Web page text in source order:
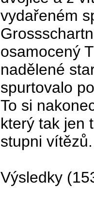
vydařeném
osamocený
nadělené
spurtovalo
To si
který tak jen
stupni vítězů.
Výsledky